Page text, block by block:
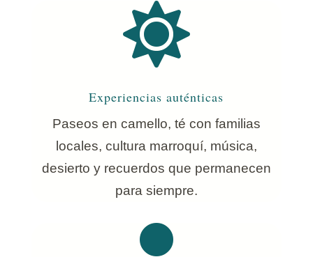

Experiencias auténticas
Paseos en camello, té con familias
locales, cultura marroquí, música,
desierto y recuerdos que permanecen
para siempre.